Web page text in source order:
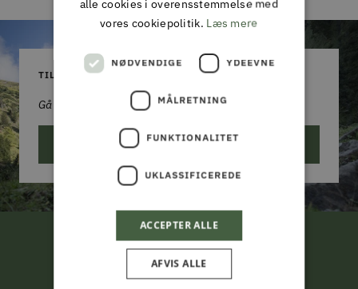
TILMELD DIG VORES NYHEDSBREV
Gå aldrig glip af et godt tilbud!
ABONNER
FRI LEVERING
ved køb for 799,-*
alle cookies i overensstemmelse med
vores cookiepolitik. Læs mere
NØDVENDIGE YDEEVNE
MÅLRETNING
FUNKTIONALITET
UKLASSIFICEREDE
ACCEPTER ALLE
AFVIS ALLE